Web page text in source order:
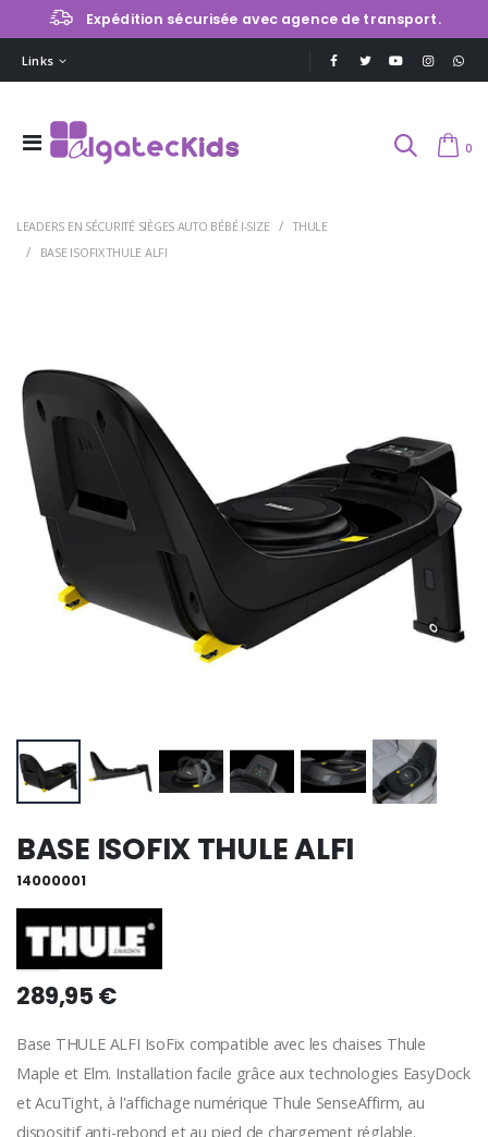
Expédition sécurisée avec agence de transport.
Links
0
LEADERS EN SÉCURITÉ SIÈGES AUTO BÉBÉ I-SIZE
THULE
BASE ISOFIX THULE ALFI
BASE ISOFIX THULE ALFI
14000001
289,95 €
Base THULE ALFI IsoFix compatible avec les chaises Thule
Maple et Elm. Installation facile grâce aux technologies EasyDock
et AcuTight, à l'affichage numérique Thule SenseAffirm, au
dispositif anti-rebond et au pied de chargement réglable.